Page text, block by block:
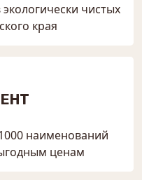
чистых
края
наименований
ценам